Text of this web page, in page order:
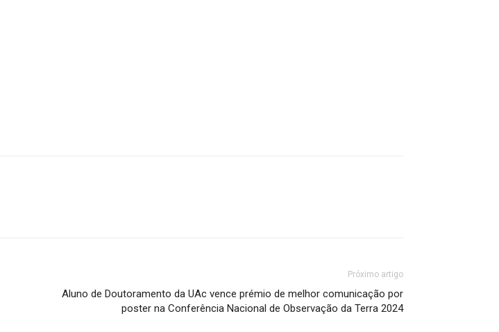
Próximo artigo
Aluno de Doutoramento da UAc vence prémio de melhor comunicação por
poster na Conferência Nacional de Observação da Terra 2024